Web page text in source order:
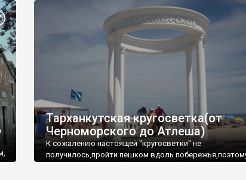
Тарханкутская кругосветка(от
Черноморского до Атлеша)
К сожалению настоящей "кругосветки" не
получилось,пройти пешком вдоль